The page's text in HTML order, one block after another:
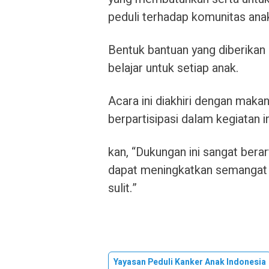
peduli terhadap komunitas
Bentuk bantuan yang
belajar untuk setiap anak.
Acara ini diakhiri dengan
berpartisipasi dalam kegiatan
kan, “Dukungan ini sangat
dapat meningkatkan
sulit.”
Yayasan Peduli Kanker Anak Indonesia